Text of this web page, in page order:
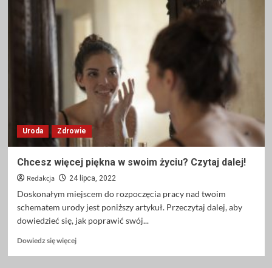
Uroda Zdrowie
Chcesz więcej piękna w swoim życiu? Czytaj dalej!
Redakcja 24 lipca, 2022
Doskonałym miejscem do rozpoczęcia pracy nad twoim
schematem urody jest poniższy artykuł. Przeczytaj dalej, aby
dowiedzieć się, jak poprawić swój...
Dowiedz się więcejDowiedz